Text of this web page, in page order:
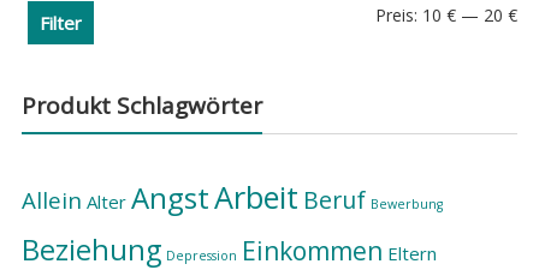
Filter Preis: 10 € — 20 €
Produkt Schlagwörter
Allein Alter AngstArbeit Beruf Bewerbung
Beziehung Depression Einkommen Eltern